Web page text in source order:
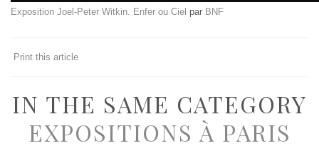
Exposition Joel-Peter Witkin. Enfer ou Ciel par BNF
Print this article
IN THE SAME CATEGORY
EXPOSITIONS À PARIS